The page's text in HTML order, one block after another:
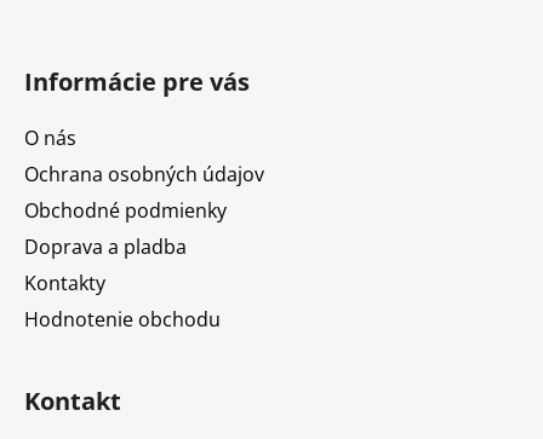
Informácie pre vás
O nás
Ochrana osobných údajov
Obchodné podmienky
Doprava a pladba
Kontakty
Hodnotenie obchodu
Kontakt